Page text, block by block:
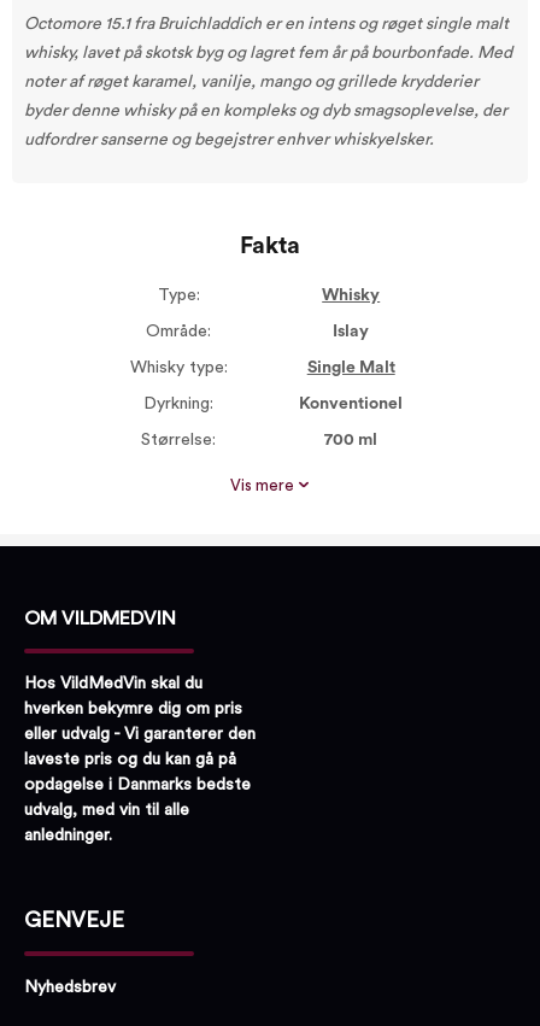
Octomore 15.1 fra Bruichladdich er en intens og røget single malt
whisky, lavet på skotsk byg og lagret fem år på bourbonfade. Med
noter af røget karamel, vanilje, mango og grillede krydderier
byder denne whisky på en kompleks og dyb smagsoplevelse, der
udfordrer sanserne og begejstrer enhver whiskyelsker.
Fakta
Type: Whisky
Område: Islay
Whisky type: Single Malt
Dyrkning: Konventionel
Størrelse: 700 ml
Proptype: Plastprop
Vis mere
OM VILDMEDVIN
Hos VildMedVin skal du
hverken bekymre dig om pris
eller udvalg - Vi garanterer den
laveste pris og du kan gå på
opdagelse i Danmarks bedste
udvalg, med vin til alle
anledninger.
GENVEJE
Nyhedsbrev